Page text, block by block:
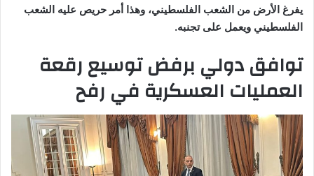
يفرغ الأرض من الشعب الفلسطيني، وهذا أمر حريص عليه الشعب
الفلسطيني ويعمل على تجنبه.
توافق دولي برفض توسيع رقعة
العمليات العسكرية في رفح